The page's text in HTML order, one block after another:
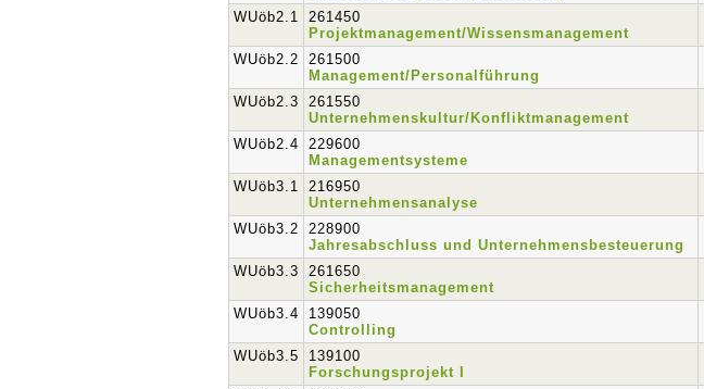
WUöb2.1
261450
Projektmanagement/Wissensmanagement
WUöb2.2
261500
Management/Personalführung
WUöb2.3
261550
Unternehmenskultur/Konfliktmanagement
WUöb2.4
229600
Managementsysteme
WUöb3.1
216950
Unternehmensanalyse
WUöb3.2
228900
Jahresabschluss und Unternehmensbesteuerung
WUöb3.3
261650
Sicherheitsmanagement
WUöb3.4
139050
Controlling
WUöb3.5
139100
Forschungsprojekt I